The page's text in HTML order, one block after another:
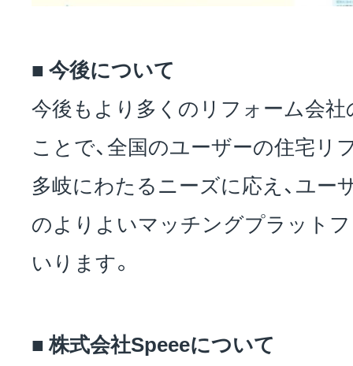
■ 今後について
今後もより多くのリフォーム会
ことで、全国のユーザーの住宅リ
多岐にわたるニーズに応え、ユー
のよりよいマッチングプラット
いります。
■ 株式会社Speeeについて